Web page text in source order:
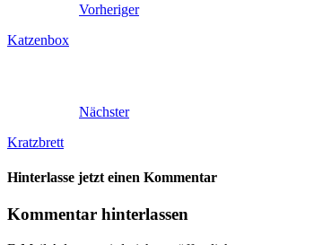
Vorheriger
Katzenbox
Nächster
Kratzbrett
Hinterlasse jetzt einen Kommentar
Kommentar hinterlassen